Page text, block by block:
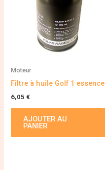
Moteur
Filtre à huile Golf 1 essence
6,05 €
AJOUTER AU
PANIER